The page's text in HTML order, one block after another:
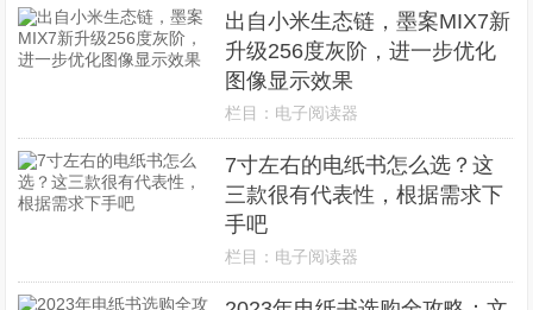
出自小米生态链，墨案MIX7新
升级256度灰阶，进一步优化
图像显示效果
栏目： 电子阅读器
7寸左右的电纸书怎么选？这
三款很有代表性，根据需求下
手吧
栏目： 电子阅读器